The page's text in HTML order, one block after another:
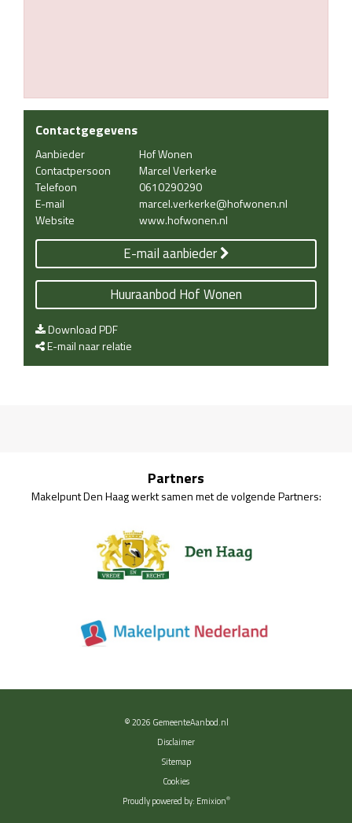
Contactgegevens
Aanbieder
Hof Wonen
Contactpersoon
Marcel Verkerke
Telefoon
0610290290
E-mail
marcel.verkerke@hofwonen.nl
Website
www.hofwonen.nl
E-mail aanbieder
Huuraanbod Hof Wonen
Download PDF
E-mail naar relatie
Partners
Makelpunt Den Haag werkt samen met de volgende Partners:
© 2026 GemeenteAanbod.nl
Disclaimer
Sitemap
Cookies
Proudly powered by: Emixion®